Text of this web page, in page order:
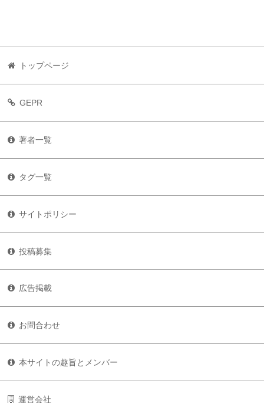
トップページ
GEPR
著者一覧
タグ一覧
サイトポリシー
投稿募集
広告掲載
お問合わせ
本サイトの趣旨とメンバー
運営会社